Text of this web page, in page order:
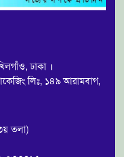
ঢাকা ।
লিঃ, ১৪৯ আরামবাগ,
তলা)